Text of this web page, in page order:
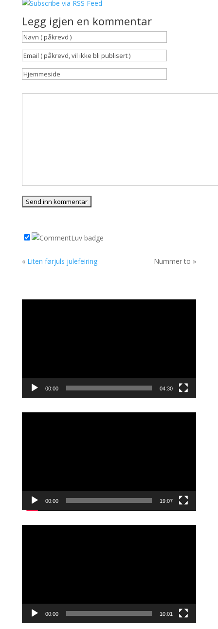
Legg igjen en kommentar
« Liten førjuls julefeiring Nummer to »
00:00 04:30
00:00 19:07
00:00 10:01